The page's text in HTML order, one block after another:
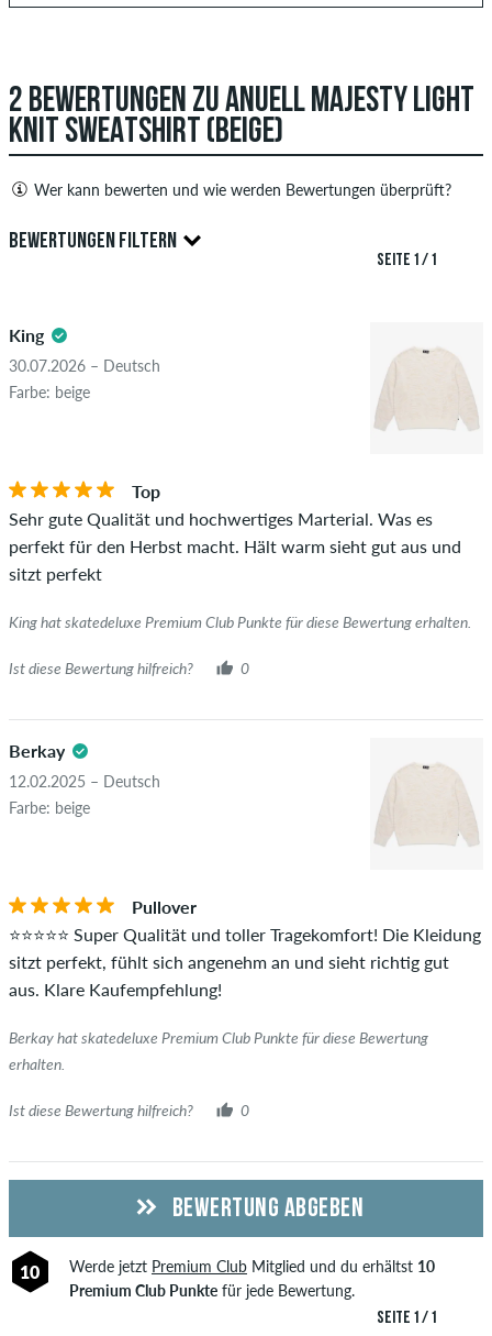
2 BEWERTUNGEN ZU ANUELL MAJESTY LIGHT
KNIT SWEATSHIRT (BEIGE)
Wer kann bewerten und wie werden Bewertungen überprüft?
Nur Personen mit einem skatedeluxe Kundenkonto können
Bewertungen abgeben. Diese werden erst nach unserer
beleidigenden oder obszönen Inhalten sowie Bewertungen,
die geltendes Recht oder Urheberrechte verletzen oder Spam
und Fremdwerbung enthalten, werden nicht veröffentlicht.
Die Sternebewertung des Artikels ist der Durchschnitt aller
Ob die Bewertung von einer Person stammt, die diesen
Artikel wirklich gekauft hat, erkennst du am grünen Haken
neben dem Namen mit dem Zusatz "Verifizierter Kauf". Bei
diesen Personen wurde der Kauf anhand ihrer Bestellungen
leider nicht garantieren, dass die Personen den Artikel
wirklich besitzen oder besessen haben.
BEWERTUNGEN FILTERN
5.0
SEITE 1 / 1
King
30.07.2026 – Deutsch
Farbe: beige
Top
Sehr gute Qualität und hochwertiges Marterial. Was es
perfekt für den Herbst macht. Hält warm sieht gut aus und
sitzt perfekt
King hat skatedeluxe Premium Club Punkte für diese Bewertung erhalten.
Ist diese Bewertung hilfreich? 0
Berkay
12.02.2025 – Deutsch
Farbe: beige
Pullover
⭐️⭐️⭐️⭐️⭐️ Super Qualität und toller Tragekomfort! Die Kleidung
sitzt perfekt, fühlt sich angenehm an und sieht richtig gut
aus. Klare Kaufempfehlung!
Berkay hat skatedeluxe Premium Club Punkte für diese Bewertung
erhalten.
Ist diese Bewertung hilfreich? 0
SEITE 1 / 1
BEWERTUNG ABGEBEN
10 Werde jetzt Premium ClubMitglied und du erhältst 10
Premium Club Punktefür jede Bewertung.